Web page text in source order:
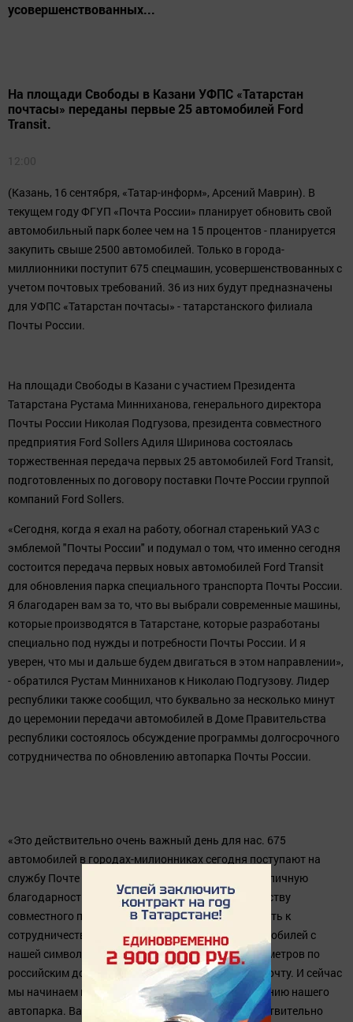
усовершенствованных...
На площади Свободы в Казани УФПС «Татарстан
почтасы» переданы первые 25 автомобилей Ford
Transit.
12:00
(Казань, 16 сентября, «Татар-информ», Арсений Маврин). В
текущем году ФГУП «Почта России» планирует обновить свой
автомобильный парк более чем на 15 процентов - планируется
закупить свыше 2500 автомобилей. Только в города-
миллионники поступит 675 спецмашин, усовершенствованных с
учетом почтовых требований. 36 из них будут предназначены
для УФПС «Татарстан почтасы» - татарстанского филиала
Почты России.
На площади Свободы в Казани с участием Президента
Татарстана Рустама Минниханова, генерального директора
Почты России Николая Подгузова, президента совместного
предприятия Ford Sollers Адиля Ширинова состоялась
торжественная передача первых 25 автомобилей Ford Transit,
подготовленных по договору поставки Почте России группой
компаний Ford Sollers.
«Сегодня, когда я ехал на работу, обогнал старенький УАЗ с
эмблемой "Почты России" и подумал о том, что именно сегодня
которые производятся в Татарстане, которые разработаны
специально под нужды и потребности Почты России. И я
уверен, что мы и дальше будем двигаться в этом направлении»,
- обратился Рустам Минниханов к Николаю Подгузову. Лидер
республики также сообщил, что буквально за несколько минут
до церемонии передачи автомобилей в Доме Правительства
республики состоялось обсуждение программы долгосрочного
сотрудничества по обновлению автопарка Почты России.